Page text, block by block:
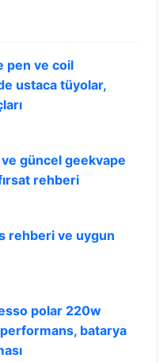
pen ve coil
ustaca tüyolar,
ve güncel geekvape
rehberi
rehberi ve uygun
polar 220w
batarya